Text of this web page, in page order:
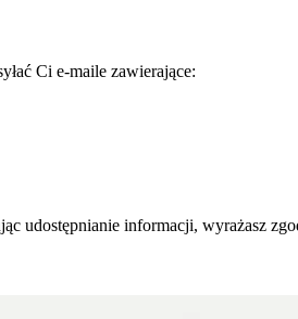
Ci e-maile zawierające:
udostępnianie informacji, wyrażasz